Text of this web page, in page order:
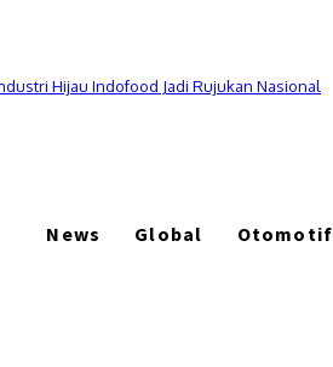
Hijau Indofood Jadi Rujukan Nasional
News Global Otomotif